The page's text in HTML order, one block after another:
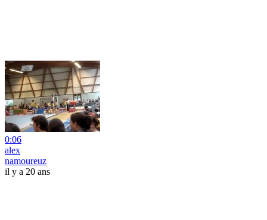
0:06
alex
namoureuz
il y a 20 ans